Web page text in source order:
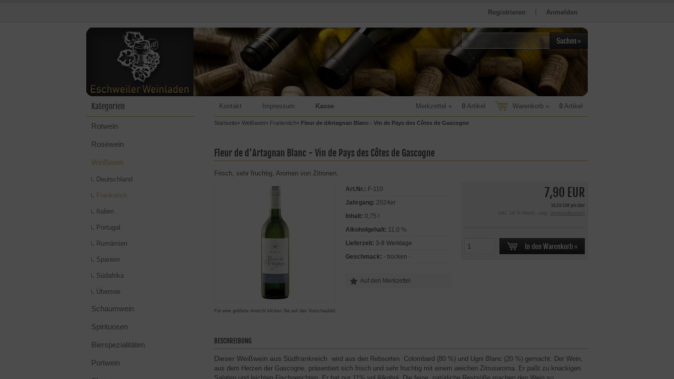
Registrieren Anmelden
Kategorien
Rotwein
Roséwein
Weißwein
Deutschland
Frankreich
Italien
Portugal
Rumämien
Spanien
Südafrika
Übersee
Schaumwein
Spirituosen
Bierspezialitäten
Portwein
Kontakt Impressum Kasse Warenkorb » 0 Artikel
Merkzettel » 0 Artikel
Startseite» Weißwein» Frankreich» Fleur de dArtagnan Blanc - Vin de Pays des Côtes de Gascogne
Fleur de d'Artagnan Blanc - Vin de Pays des Côtes de Gascogne
Frisch, sehr fruchtig, Aromen von Zitronen.
Für eine größere Ansicht klicken Sie auf das Vorschaubild
Art.Nr.: F-110
Jahrgang: 2024er
Inhalt: 0,75 l
Alkoholgehalt: 11,0 %
Lieferzeit: 3-8 Werktage
Geschmack: - trocken -
7,90 EUR
10,53 EUR pro Liter
inkl. 19 % MwSt. zzgl.
Versandkosten
BESCHREIBUNG
Dieser Weißwein aus Südfrankreich wird aus den Rebsorten Colombard (80 %) und Ugni Blanc (20 %) gemacht. Der Wein,
aus dem Herzen der Gascogne, präsentiert sich frisch und sehr fruchtig mit einem weichen Zitrusaroma. Er paßt zu knackigen